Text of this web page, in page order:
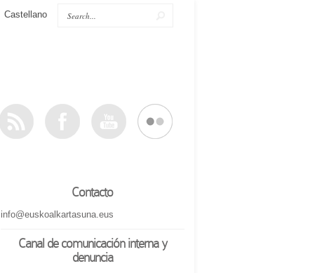
Castellano
Contacto
info@euskoalkartasuna.eus
Canal de comunicación interna y
denuncia